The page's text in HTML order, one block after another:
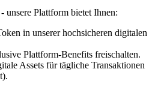
unsere Plattform bietet Ihnen:
in unserer hochsicheren digitalen
Plattform-Benefits freischalten.
Assets für tägliche Transaktionen